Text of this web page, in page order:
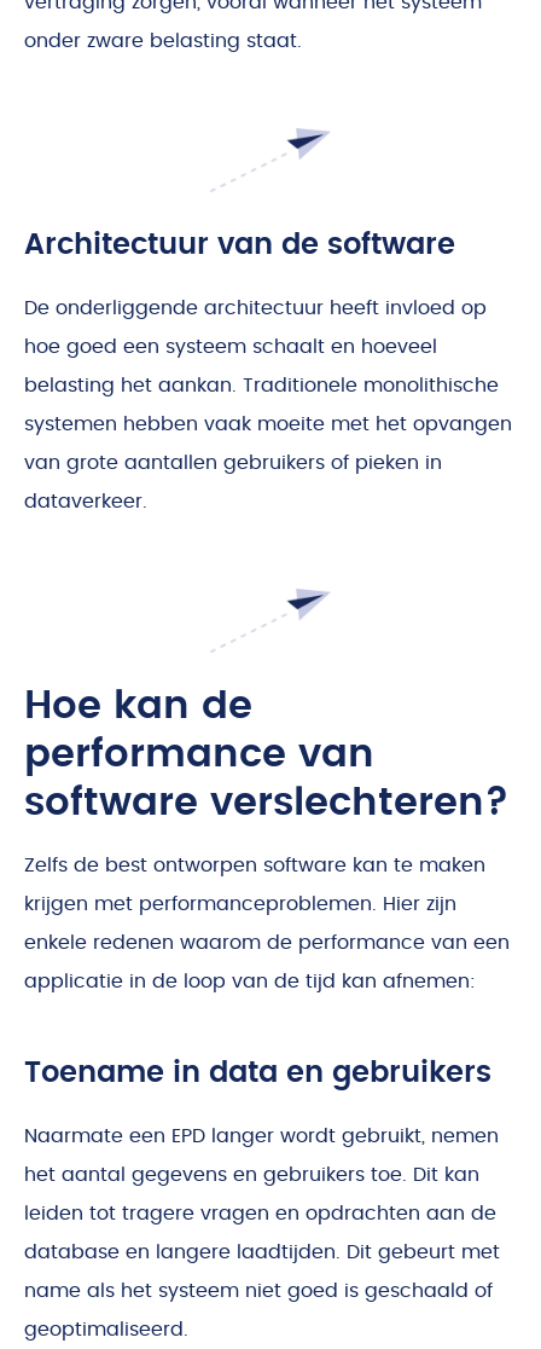
onder zware belasting staat.
Architectuur van de software
De onderliggende architectuur heeft invloed op
hoe goed een systeem schaalt en hoeveel
belasting het aankan. Traditionele monolithische
systemen hebben vaak moeite met het opvangen
van grote aantallen gebruikers of pieken in
dataverkeer.
Hoe kan de
performance van
software verslechteren?
Zelfs de best ontworpen software kan te maken
krijgen met performanceproblemen. Hier zijn
enkele redenen waarom de performance van een
applicatie in de loop van de tijd kan afnemen:
Toename in data en gebruikers
Naarmate een EPD langer wordt gebruikt, nemen
het aantal gegevens en gebruikers toe. Dit kan
leiden tot tragere vragen en opdrachten aan de
database en langere laadtijden. Dit gebeurt met
name als het systeem niet goed is geschaald of
geoptimaliseerd.